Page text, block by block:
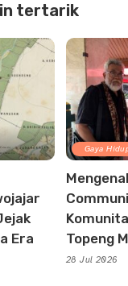
tertarik
Era
Gaya
Topeng
28 Jul 2026